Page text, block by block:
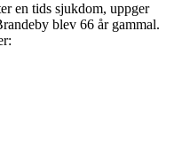
en tids sjukdom, uppger
blev 66 år gammal.